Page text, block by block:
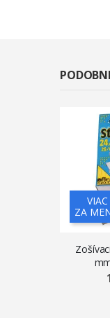
VIAC
ZA